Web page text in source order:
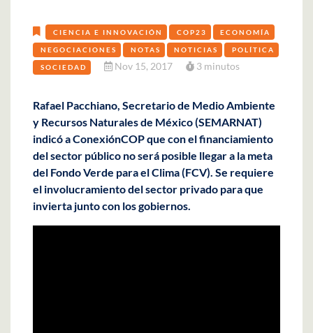
CIENCIA E INNOVACIÓN COP23 ECONOMÍA
NEGOCIACIONES NOTAS NOTICIAS POLÍTICA
SOCIEDAD Nov 15, 2017 3 minutos
Rafael Pacchiano, Secretario de Medio Ambiente
y Recursos Naturales de México (SEMARNAT)
indicó a ConexiónCOP que con el financiamiento
del sector público no será posible llegar a la meta
del Fondo Verde para el Clima (FCV). Se requiere
el involucramiento del sector privado para que
invierta junto con los gobiernos.